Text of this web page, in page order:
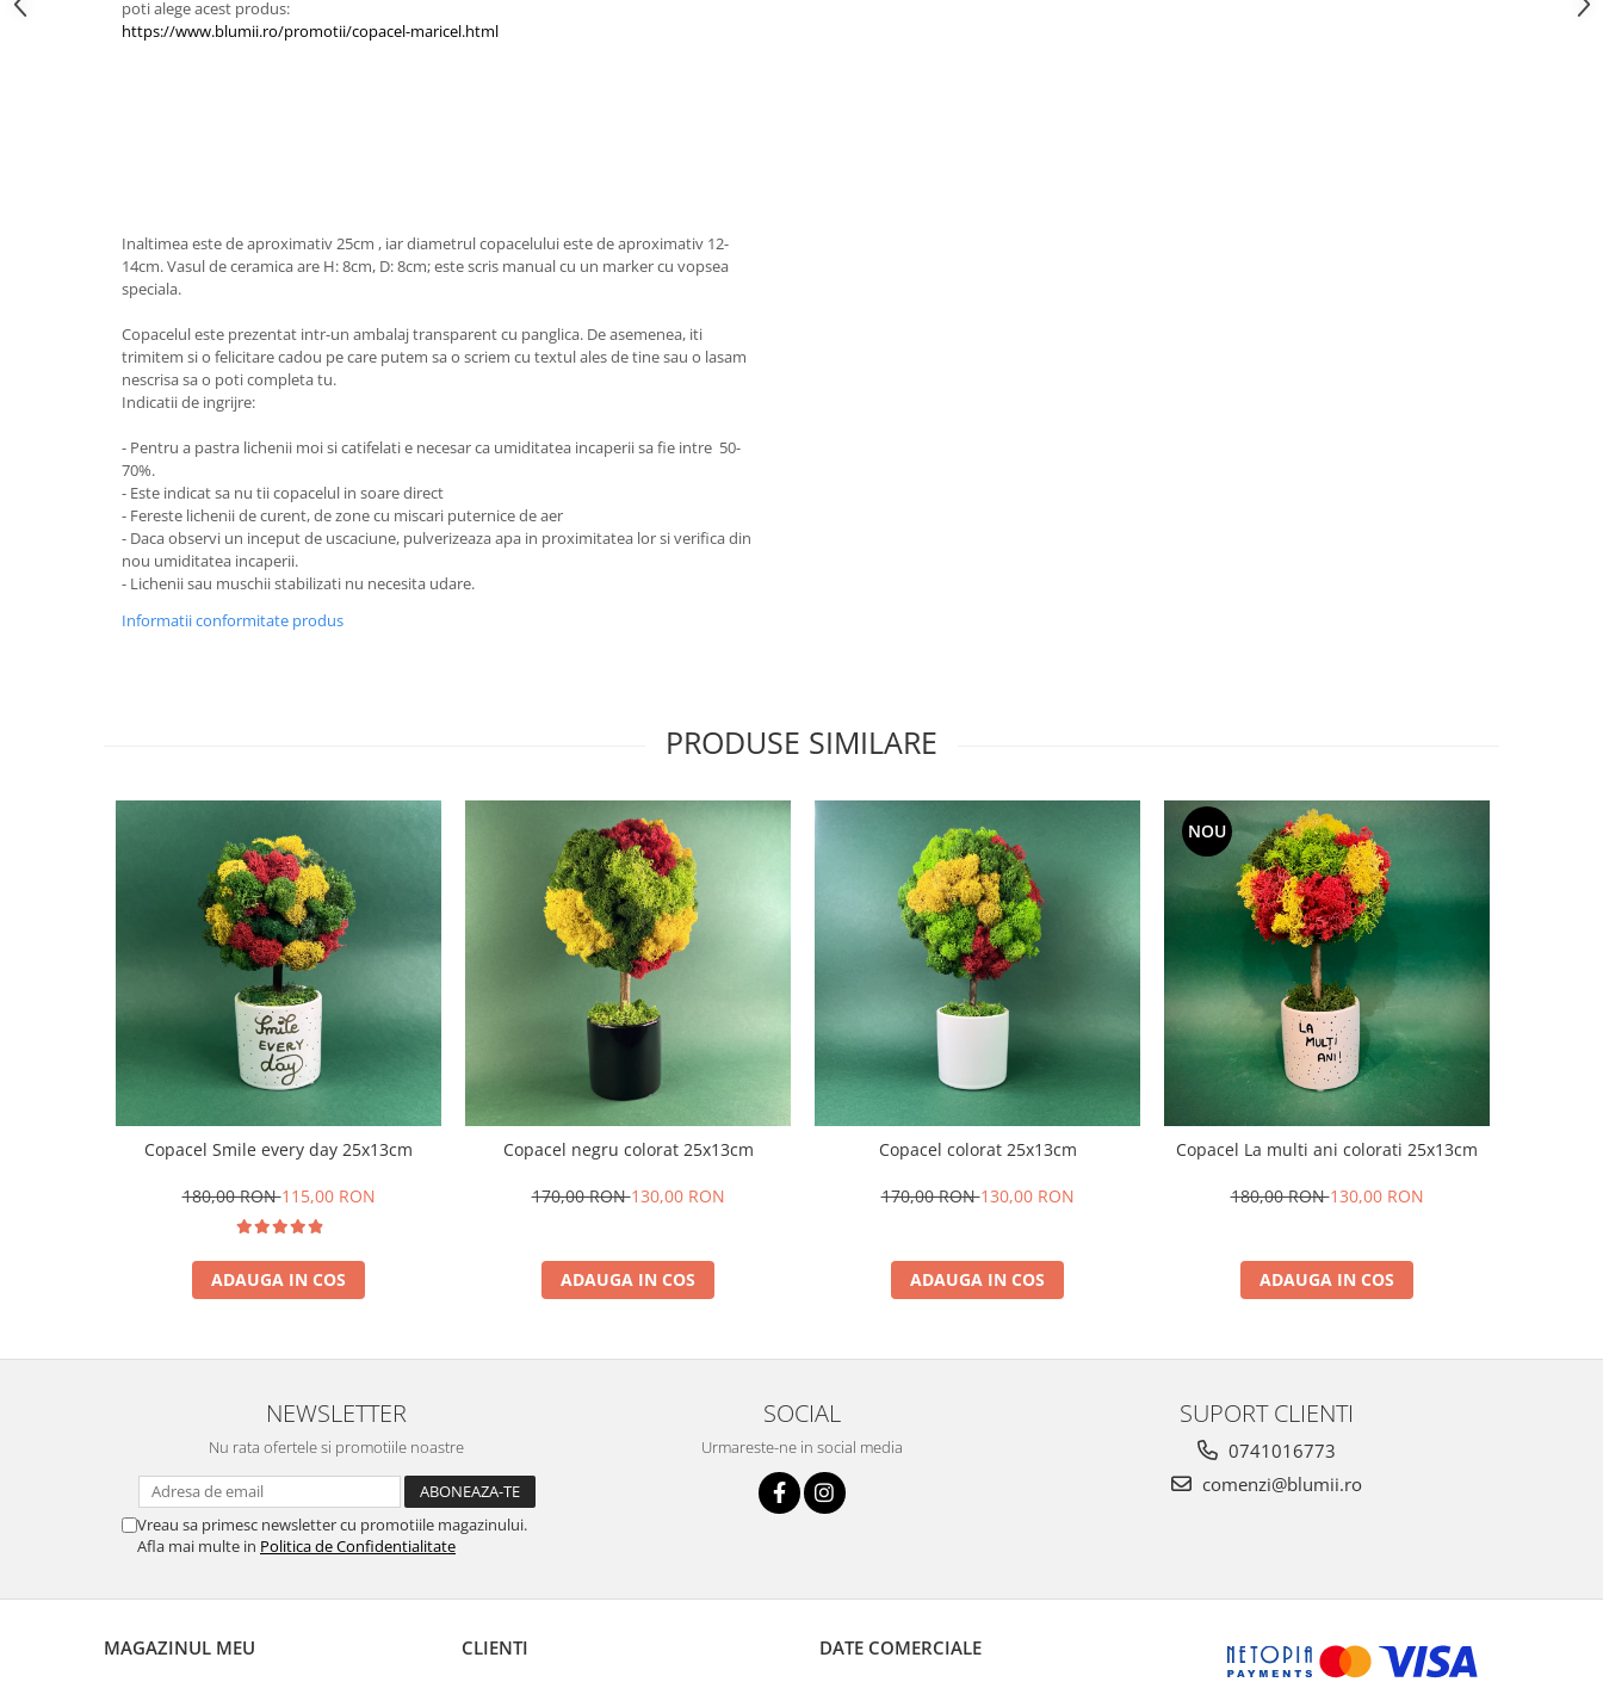
poti alege acest produs:
https://www.blumii.ro/promotii/copacel-maricel.html
Inaltimea este de aproximativ 25cm , iar diametrul copacelului este de aproximativ 12-
14cm. Vasul de ceramica are H: 8cm, D: 8cm; este scris manual cu un marker cu vopsea
speciala.
Copacelul este prezentat intr-un ambalaj transparent cu panglica. De asemenea, iti
trimitem si o felicitare cadou pe care putem sa o scriem cu textul ales de tine sau o lasam
nescrisa sa o poti completa tu.
Indicatii de ingrijre:
- Pentru a pastra lichenii moi si catifelati e necesar ca umiditatea incaperii sa fie intre 50-
70%.
- Este indicat sa nu tii copacelul in soare direct
- Fereste lichenii de curent, de zone cu miscari puternice de aer
- Daca observi un inceput de uscaciune, pulverizeaza apa in proximitatea lor si verifica din
nou umiditatea incaperii.
- Lichenii sau muschii stabilizati nu necesita udare.
Informatii conformitate produs
PRODUSE SIMILARE
Copacel Smile every day 25x13cm
180,00 RON115,00 RON
ADAUGA IN COS
Copacel negru colorat 25x13cm
170,00 RON130,00 RON
ADAUGA IN COS
Copacel colorat 25x13cm
170,00 RON130,00 RON
ADAUGA IN COS
NOU
Copacel La multi ani colorati 25x13cm
180,00 RON130,00 RON
ADAUGA IN COS
NEWSLETTER
Nu rata ofertele si promotiile noastre
Vreau sa primesc newsletter cu promotiile magazinului.
Afla mai multe in Politica de Confidentialitate
SOCIAL
Urmareste-ne in social media
SUPORT CLIENTI
0741016773
comenzi@blumii.ro
MAGAZINUL MEU CLIENTI DATE COMERCIALE